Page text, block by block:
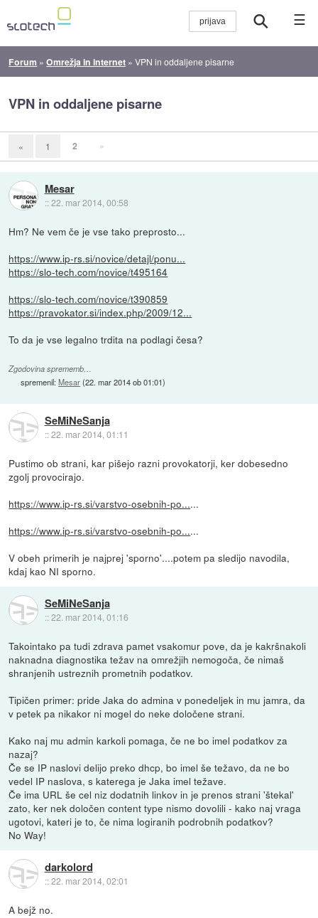
☰
Forum »Omrežja in internet »VPN in oddaljene pisarne
VPN in oddaljene pisarne
« 1 2 »
Mesar
::22. mar 2014, 00:58
Hm? Ne vem če je vse tako preprosto...
https://www.ip-rs.si/novice/detajl/ponu...
https://slo-tech.com/novice/t495164
https://slo-tech.com/novice/t390859
https://pravokator.si/index.php/2009/12...
To da je vse legalno trdita na podlagi česa?
Zgodovina sprememb…
spremenil:Mesar(22. mar 2014 ob 01:01)
SeMiNeSanja
::22. mar 2014, 01:11
Pustimo ob strani, kar pišejo razni provokatorji, ker dobesedno
zgolj provocirajo.
https://www.ip-rs.si/varstvo-osebnih-po......
https://www.ip-rs.si/varstvo-osebnih-po......
V obeh primerih je najprej 'sporno'....potem pa sledijo navodila,
kdaj kao NI sporno.
SeMiNeSanja
::22. mar 2014, 01:16
Takointako pa tudi zdrava pamet vsakomur pove, da je kakršnakoli
naknadna diagnostika težav na omrežjih nemogoča, če nimaš
shranjenih ustreznih prometnih podatkov.
Tipičen primer: pride Jaka do admina v ponedeljek in mu jamra, da
v petek pa nikakor ni mogel do neke določene strani.
Kako naj mu admin karkoli pomaga, če ne bo imel podatkov za
nazaj?
Če se IP naslovi delijo preko dhcp, bo imel še težavo, da ne bo
vedel IP naslova, s katerega je Jaka imel težave.
Če ima URL še cel niz dodatnih linkov in je prenos strani 'štekal'
zato, ker nek določen content type nismo dovolili - kako naj vraga
ugotovi, kateri je to, če nima logiranih podrobnih podatkov?
No Way!
darkolord
::22. mar 2014, 02:01
A bejž no.